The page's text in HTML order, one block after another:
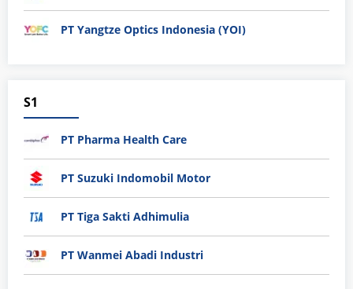
PT Yangtze Optics Indonesia (YOI)
S1
PT Pharma Health Care
PT Suzuki Indomobil Motor
PT Tiga Sakti Adhimulia
PT Wanmei Abadi Industri